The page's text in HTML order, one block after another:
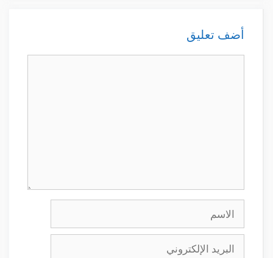
أضف تعليق
الاسم
البريد